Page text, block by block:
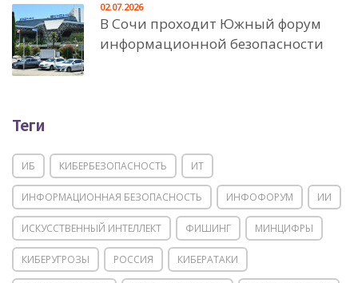
В Сочи проходит Южный форум
информационной безопасности
02.07.2026
Теги
ИБ КИБЕРБЕЗОПАСНОСТЬ ИТ
ИНФОРМАЦИОННАЯ БЕЗОПАСНОСТЬ ИНФОФОРУМ ИИ
ИСКУССТВЕННЫЙ ИНТЕЛЛЕКТ ФИШИНГ МИНЦИФРЫ
КИБЕРУГРОЗЫ РОССИЯ КИБЕРАТАКИ